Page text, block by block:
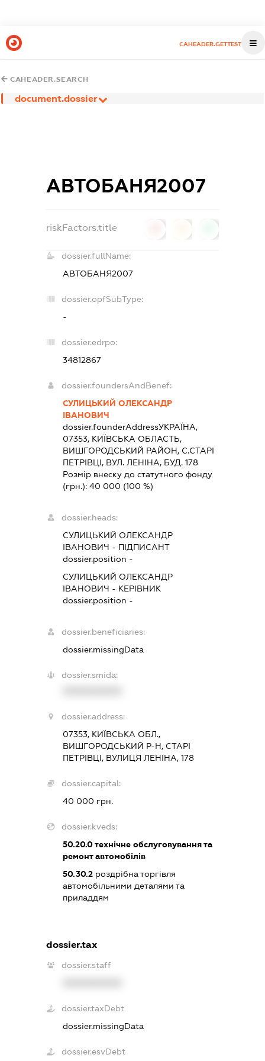
CAHEADER.GETTEST
CAHEADER.SEARCH
document.dossier
АВТОБАНЯ2007
riskFactors.title
dossier.fullName:
АВТОБАНЯ2007
dossier.opfSubType:
-
dossier.edrpo:
34812867
dossier.foundersAndBenef:
СУЛИЦЬКИЙ ОЛЕКСАНДР
ІВАНОВИЧ
dossier.founderAddressУКРАЇНА,
07353, КИЇВСЬКА ОБЛАСТЬ,
ВИШГОРОДСЬКИЙ РАЙОН, С.СТАРІ
ПЕТРІВЦІ, ВУЛ. ЛЕНІНА, БУД. 178
Розмір внеску до статутного фонду
(грн.):40 000 (100 %)
dossier.heads:
СУЛИЦЬКИЙ ОЛЕКСАНДР
ІВАНОВИЧ - ПІДПИСАНТ
dossier.position -
СУЛИЦЬКИЙ ОЛЕКСАНДР
ІВАНОВИЧ - КЕРІВНИК
dossier.position -
dossier.beneficiaries:
dossier.missingData
dossier.smida:
dossier.address:
07353, КИЇВСЬКА ОБЛ.,
ВИШГОРОДСЬКИЙ Р-Н, СТАРІ
ПЕТРІВЦІ, ВУЛИЦЯ ЛЕНІНА, 178
dossier.capital:
40 000 грн.
dossier.kveds:
50.20.0технічне обслуговування та
ремонт автомобілів
50.30.2 роздрібна торгівля
автомобільними деталями та
приладдям
dossier.tax
dossier.staff
dossier.taxDebt
dossier.missingData
dossier.esvDebt